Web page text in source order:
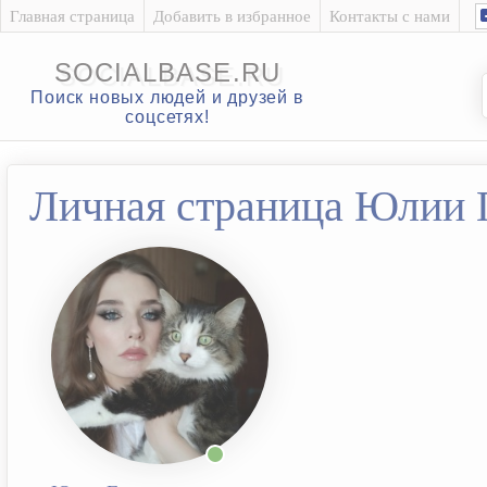
Главная страница Добавить в избранное Контакты с нами
SOCIALBASE.RU
Поиск новых людей и друзей в
соцсетях!
Личная страница Юлии